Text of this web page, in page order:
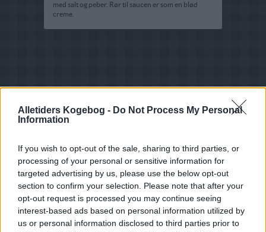
Alletiders Kogebog - Do Not Process My Personal
Information
If you wish to opt-out of the sale, sharing to third parties, or
processing of your personal or sensitive information for
targeted advertising by us, please use the below opt-out
section to confirm your selection. Please note that after your
opt-out request is processed you may continue seeing
interest-based ads based on personal information utilized by
us or personal information disclosed to third parties prior to
med salt og peber. Rør til saucen er som en blød
creme.